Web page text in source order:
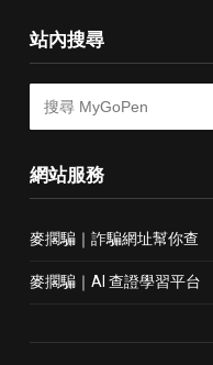
站內搜尋
網站服務
麥擱騙｜詐騙網址幫你查
麥擱騙｜AI 查證學習平台